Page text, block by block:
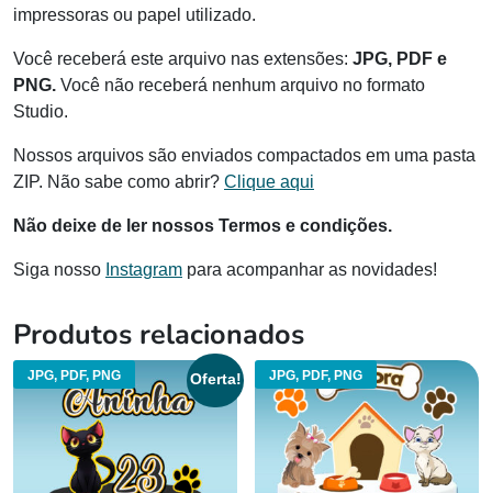
impressoras ou papel utilizado.
Você receberá este arquivo nas extensões: JPG, PDF e
PNG. Você não receberá nenhum arquivo no formato
Studio.
Nossos arquivos são enviados compactados em uma pasta
ZIP. Não sabe como abrir? Clique aqui
Não deixe de ler nossos Termos e condições.
Siga nosso Instagram para acompanhar as novidades!
Produtos relacionados
JPG, PDF, PNG Oferta! JPG, PDF, PNG